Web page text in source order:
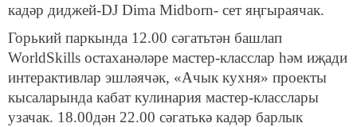
кадәр диджей-DJ Dima Midborn- сет яңгыраячак.
Горький паркында 12.00 сәгатьтән башлап
WorldSkills остаханәләре мастер-класслар һәм иҗади
интерактивлар эшләячәк, «Ачык кухня» проекты
кысаларында кабат кулинария мастер-класслары
узачак. 18.00дән 22.00 сәгатькә кадәр барлык